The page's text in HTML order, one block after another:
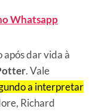
Whatsapp
dar vida à
. Vale
a interpretar
Richard